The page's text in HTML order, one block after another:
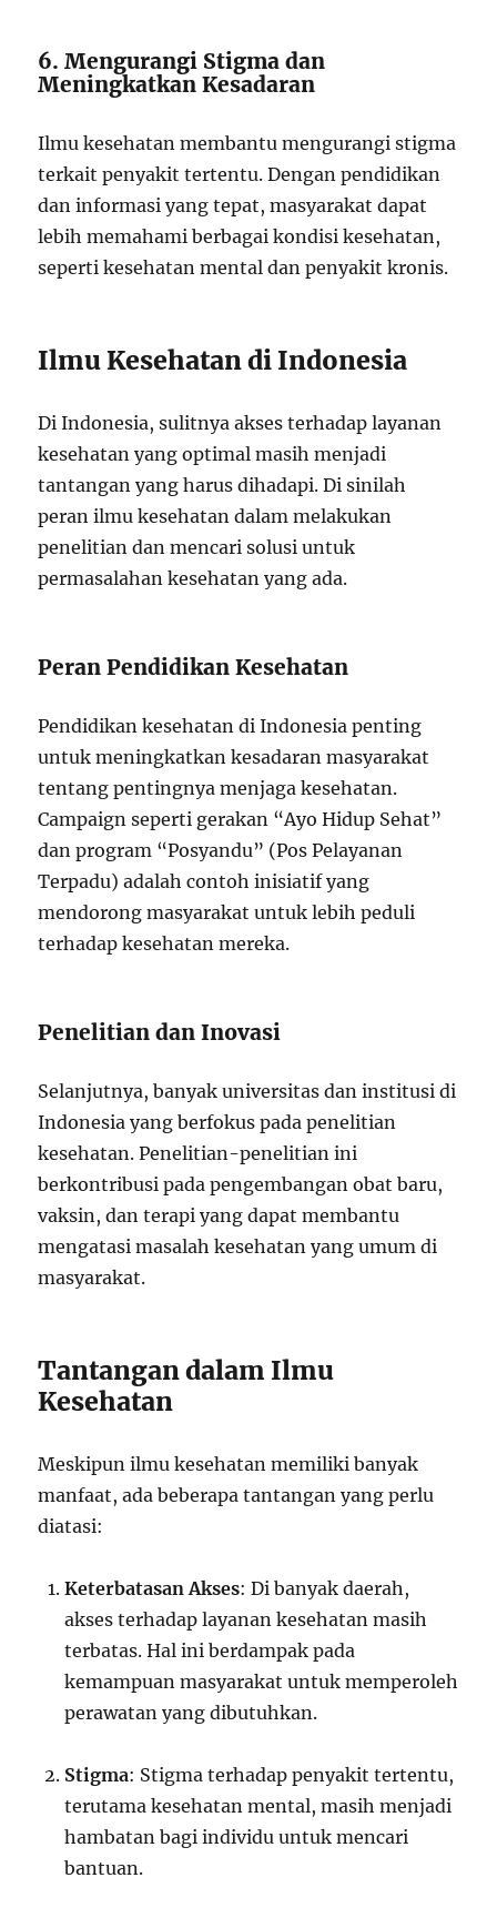
6. Mengurangi Stigma dan
Meningkatkan Kesadaran
Ilmu kesehatan membantu mengurangi stigma
terkait penyakit tertentu. Dengan pendidikan
dan informasi yang tepat, masyarakat dapat
lebih memahami berbagai kondisi kesehatan,
seperti kesehatan mental dan penyakit kronis.
Ilmu Kesehatan di Indonesia
Di Indonesia, sulitnya akses terhadap layanan
kesehatan yang optimal masih menjadi
tantangan yang harus dihadapi. Di sinilah
peran ilmu kesehatan dalam melakukan
penelitian dan mencari solusi untuk
permasalahan kesehatan yang ada.
Peran Pendidikan Kesehatan
Pendidikan kesehatan di Indonesia penting
untuk meningkatkan kesadaran masyarakat
tentang pentingnya menjaga kesehatan.
Campaign seperti gerakan “Ayo Hidup Sehat”
dan program “Posyandu” (Pos Pelayanan
Terpadu) adalah contoh inisiatif yang
mendorong masyarakat untuk lebih peduli
terhadap kesehatan mereka.
Penelitian dan Inovasi
Selanjutnya, banyak universitas dan institusi di
Indonesia yang berfokus pada penelitian
kesehatan. Penelitian-penelitian ini
berkontribusi pada pengembangan obat baru,
vaksin, dan terapi yang dapat membantu
mengatasi masalah kesehatan yang umum di
masyarakat.
Tantangan dalam Ilmu
Kesehatan
Meskipun ilmu kesehatan memiliki banyak
manfaat, ada beberapa tantangan yang perlu
diatasi:
Keterbatasan Akses: Di banyak daerah,
akses terhadap layanan kesehatan masih
terbatas. Hal ini berdampak pada
kemampuan masyarakat untuk memperoleh
perawatan yang dibutuhkan.
Stigma: Stigma terhadap penyakit tertentu,
terutama kesehatan mental, masih menjadi
hambatan bagi individu untuk mencari
bantuan.